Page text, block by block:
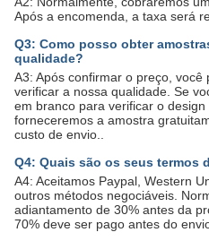
Após a encomenda, a taxa será
Q3: Como posso obter
qualidade?
A3: Após confirmar o preço,
verificar a nossa qualidade. Se
em branco para verificar o design
forneceremos a amostra
custo de envio..
Q4: Quais são os seus termos
A4: Aceitamos Paypal, Western
outros métodos negociáveis.
adiantamento de 30% antes da
70% deve ser pago antes do